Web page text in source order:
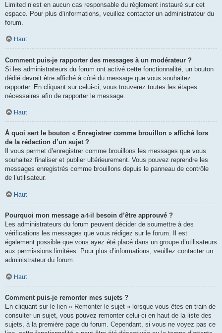
Limited n’est en aucun cas responsable du règlement instauré sur cet
espace. Pour plus d’informations, veuillez contacter un administrateur du
forum.
Haut
Comment puis-je rapporter des messages à un modérateur ?
Si les administrateurs du forum ont activé cette fonctionnalité, un bouton
dédié devrait être affiché à côté du message que vous souhaitez
rapporter. En cliquant sur celui-ci, vous trouverez toutes les étapes
nécessaires afin de rapporter le message.
Haut
À quoi sert le bouton « Enregistrer comme brouillon » affiché lors
de la rédaction d’un sujet ?
Il vous permet d’enregistrer comme brouillons les messages que vous
souhaitez finaliser et publier ultérieurement. Vous pouvez reprendre les
messages enregistrés comme brouillons depuis le panneau de contrôle
de l’utilisateur.
Haut
Pourquoi mon message a-t-il besoin d’être approuvé ?
Les administrateurs du forum peuvent décider de soumettre à des
vérifications les messages que vous rédigez sur le forum. Il est
également possible que vous ayez été placé dans un groupe d’utilisateurs
aux permissions limitées. Pour plus d’informations, veuillez contacter un
administrateur du forum.
Haut
Comment puis-je remonter mes sujets ?
En cliquant sur le lien « Remonter le sujet » lorsque vous êtes en train de
consulter un sujet, vous pouvez remonter celui-ci en haut de la liste des
sujets, à la première page du forum. Cependant, si vous ne voyez pas ce